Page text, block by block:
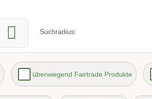
Suchradius:
überwiegend Fairtrade Produkte